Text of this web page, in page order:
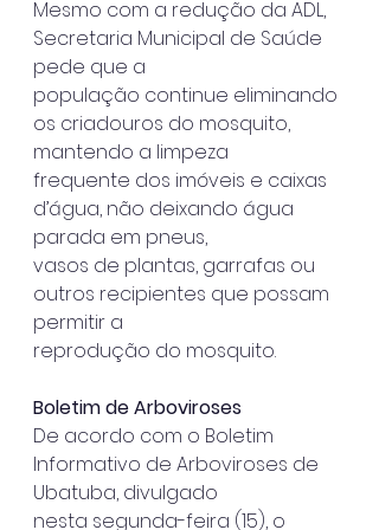
Mesmo com a redução da ADL,
Secretaria Municipal de Saúde
pede que a
população continue eliminando
os criadouros do mosquito,
mantendo a limpeza
frequente dos imóveis e caixas
d’água, não deixando água
parada em pneus,
vasos de plantas, garrafas ou
outros recipientes que possam
permitir a
reprodução do mosquito.
Boletim de Arboviroses
De acordo com o Boletim
Informativo de Arboviroses de
Ubatuba, divulgado
nesta segunda-feira (15), o